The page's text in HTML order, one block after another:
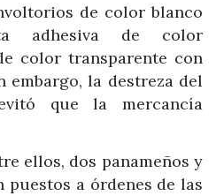
de color blanco
adhesiva de color
color transparente con
embargo, la destreza del
que la mercancía
ellos, dos panameños y
puestos a órdenes de las